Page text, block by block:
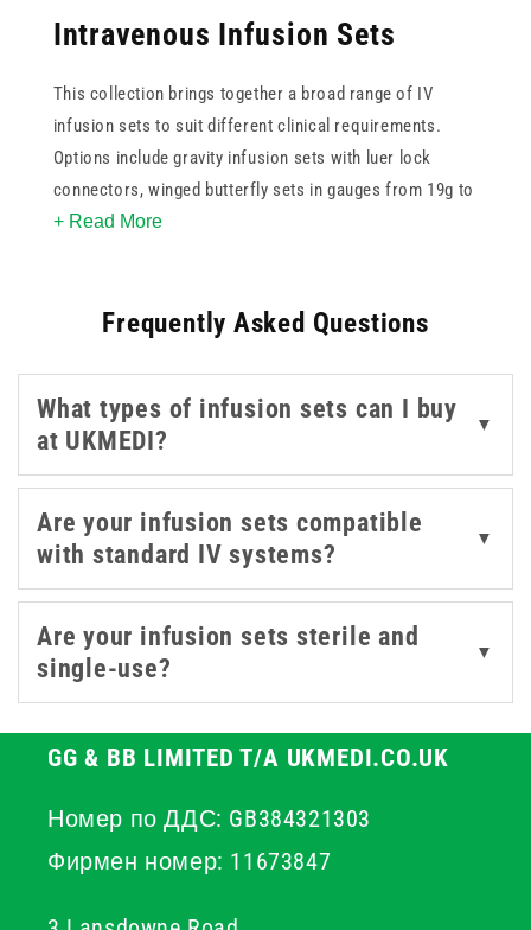
Intravenous Infusion Sets
This collection brings together a broad range of IV
infusion sets to suit different clinical requirements.
Options include gravity infusion sets with luer lock
connectors, winged butterfly sets in gauges from 19g to
27g, sets with integrated precision flow controllers,
hospital, clinic, and community care settings.
+ Read More
Frequently Asked Questions
What types of infusion sets can I buy
at UKMEDI?
▼
Are your infusion sets compatible
with standard IV systems?
▼
Are your infusion sets sterile and
single-use?
▼
GG & BB LIMITED T/A UKMEDI.CO.UK
Номер по ДДС: GB384321303
Фирмен номер: 11673847